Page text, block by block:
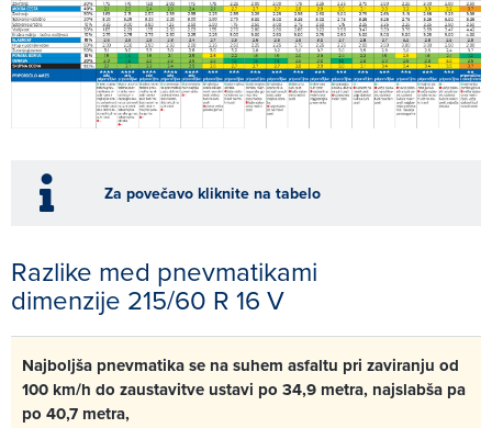
Za povečavo kliknite na tabelo
Razlike med pnevmatikami
dimenzije 215/60 R 16 V
Najboljša pnevmatika se na suhem asfaltu pri zaviranju od
100 km/h do zaustavitve ustavi po 34,9 metra, najslabša pa
po 40,7 metra,